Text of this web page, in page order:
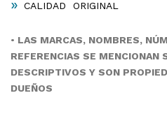
» CALIDAD ORIGINAL
• LAS MARCAS, NOMBRES,
REFERENCIAS SE MENCIONAN
DESCRIPTIVOS Y SON
DUEÑOS